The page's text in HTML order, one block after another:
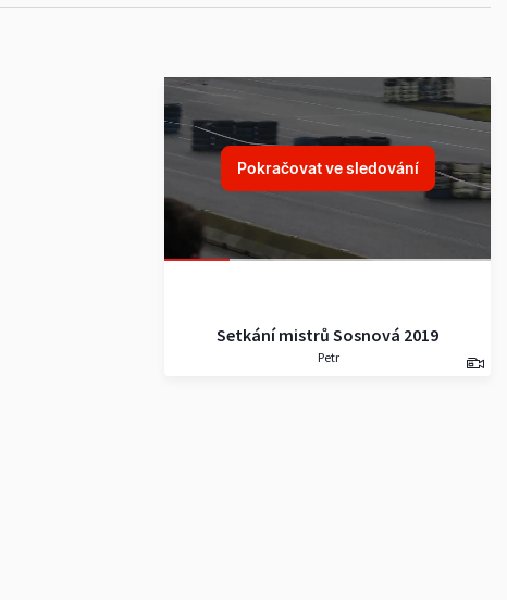
Pokračovat ve sledování
Setkání mistrů Sosnová 2019
Petr